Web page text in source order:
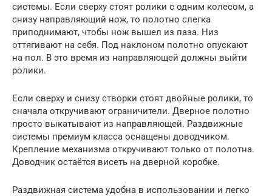
системы. Если сверху стоят ролики с одним колесом, а
снизу направляющий нож, то полотно слегка
приподнимают, чтобы нож вышел из паза. Низ
оттягивают на себя. Под наклоном полотно опускают
на пол. В это время из направляющей должны выйти
ролики.
Если сверху и снизу створки стоят двойные ролики, то
сначала откручивают ограничители. Дверное полотно
просто выкатывают из направляющей. Раздвижные
системы премиум класса оснащены доводчиком.
Крепление механизма откручивают только от полотна.
Доводчик остаётся висеть на дверной коробке.
Раздвижная система удобна в использовании и легко